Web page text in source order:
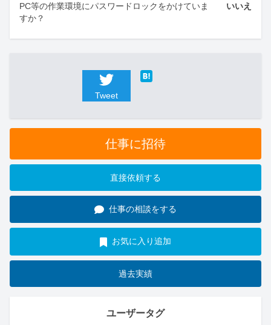
PC等の作業環境にパスワードロックをかけていま
すか？
いいえ
Tweet
仕事に招待
直接依頼する
仕事の相談をする
お気に入り追加
過去実績
ユーザータグ